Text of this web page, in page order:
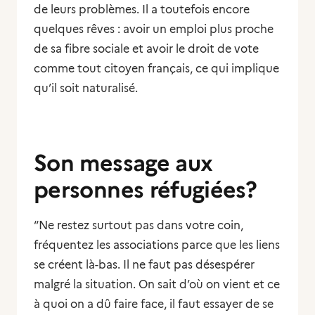
de leurs problèmes. Il a toutefois encore
quelques rêves : avoir un emploi plus proche
de sa fibre sociale et avoir le droit de vote
comme tout citoyen français, ce qui implique
qu’il soit naturalisé.
Son message aux
personnes réfugiées?
“Ne restez surtout pas dans votre coin,
fréquentez les associations parce que les liens
se créent là-bas. Il ne faut pas désespérer
malgré la situation. On sait d’où on vient et ce
à quoi on a dû faire face, il faut essayer de se